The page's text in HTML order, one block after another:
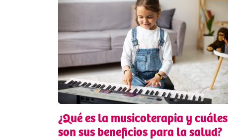
¿Qué es la musicoterapia y cuáles
son sus beneficios para la salud?